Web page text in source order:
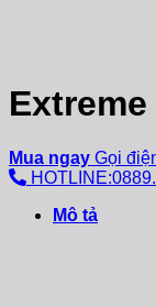
Extreme
Mua ngay Gọi
Mô tả